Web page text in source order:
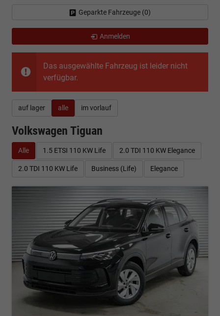
Das ausgewählte Fahrzeug ist leider nicht
verfügbar.
auf lager alle im vorlauf
Volkswagen Tiguan
Alle 1.5 ETSI 110 KW Life 2.0 TDI 110 KW Elegance
2.0 TDI 110 KW Life Business (Life) Elegance
Geparkte Fahrzeuge (0)
Anmelden